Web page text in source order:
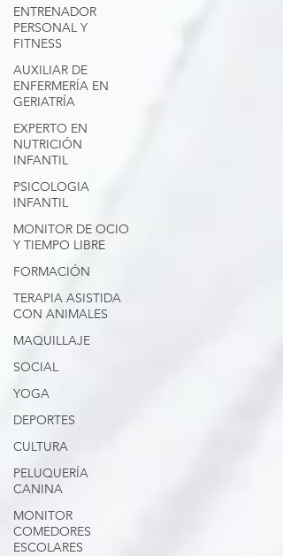
ENTRENADOR
PERSONAL Y
FITNESS
AUXILIAR DE
ENFERMERÍA EN
GERIATRÍA
EXPERTO EN
NUTRICIÓN
INFANTIL
PSICOLOGIA
INFANTIL
MONITOR DE OCIO
Y TIEMPO LIBRE
FORMACIÓN
TERAPIA ASISTIDA
CON ANIMALES
MAQUILLAJE
SOCIAL
YOGA
DEPORTES
CULTURA
PELUQUERÍA
CANINA
MONITOR
COMEDORES
ESCOLARES